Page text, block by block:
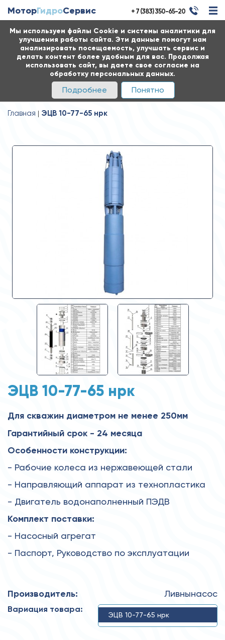
Мы используем файлы Cookie и системы аналитики для
улучшения работы сайта. Эти данные помогут нам
анализировать посещаемость, улучшать сервис и
делать контент более удобным для вас. Продолжая
использовать сайт, вы даете свое согласие на
обработку персональных данных.
Подробнее Понятно
МоторГидроСервис + 7 (383) 350-65-20
Главная ЭЦВ 10-77-65 нрк
ЭЦВ 10-77-65 нрк
Для скважин диаметром не менее 250мм
Гарантийный срок - 24 месяца
Особенности конструкции:
- Рабочие колеса из нержавеющей стали
- Направляющий аппарат из технопластика
- Двигатель водонаполненный ПЭДВ
Комплект поставки:
- Насосный агрегат
- Паспорт, Руководство по эксплуатации
Производитель: Ливнынасос
Вариация товара:
ЭЦВ 10-77-65 нрк